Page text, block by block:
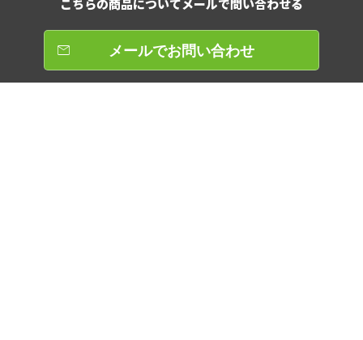
こちらの商品についてメールで問い合わせる
メールでお問い合わせ